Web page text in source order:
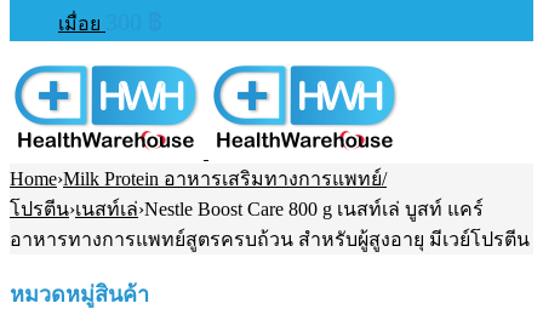
เมื่อย
Home›Milk Protein อาหารเสริมทางการแพทย์/
โปรตีน›เนสท์เล่›Nestle Boost Care 800 g เนสท์เล่ บูสท์ แคร์
อาหารทางการแพทย์สูตรครบถ้วน สำหรับผู้สูงอายุ มีเวย์โปรตีน
หมวดหมู่สินค้า